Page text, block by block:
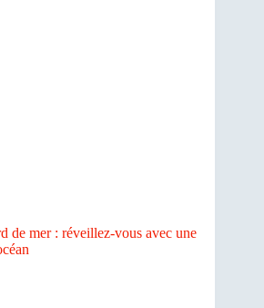
de mer : réveillez-vous avec une